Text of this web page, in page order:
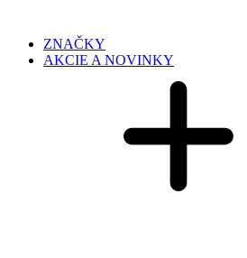
ZNAČKY
AKCIE A NOVINKY